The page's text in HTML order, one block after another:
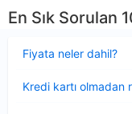
En Sık Sorulan
Fiyata neler dahil?
Kredi kartı